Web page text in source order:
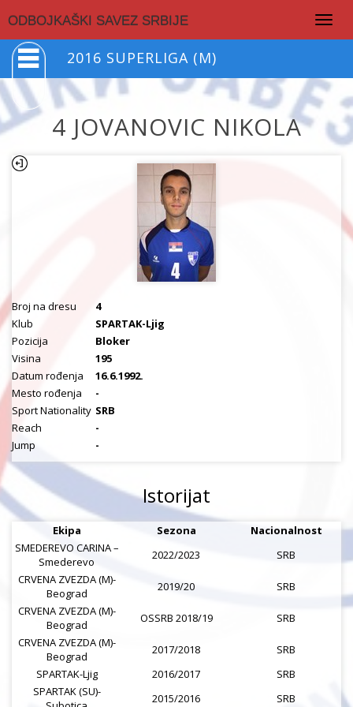
ODBOJKAŠKI SAVEZ SRBIJE
2016 SUPERLIGA (M)
4 JOVANOVIC NIKOLA
Broj na dresu
4
Klub
SPARTAK-Ljig
Pozicija
Bloker
Visina
195
Datum rođenja
16.6.1992.
Mesto rođenja
-
Sport Nationality SRB
Reach
-
Jump
-
Istorijat
Ekipa Sezona
Nacionalnost
SMEDEREVO CARINA –
Smederevo
2022/2023
SRB
CRVENA ZVEZDA (M)-
Beograd
2019/20
SRB
CRVENA ZVEZDA (M)-
Beograd
OSSRB 2018/19
SRB
CRVENA ZVEZDA (M)-
Beograd
2017/2018
SRB
SPARTAK-Ljig
2016/2017
SRB
SPARTAK (SU)-
2015/2016 SRB